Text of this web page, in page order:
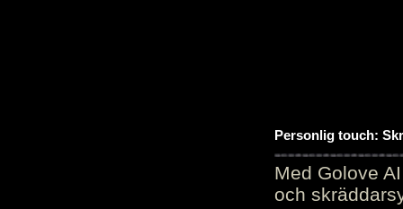
Personlig touch:
Med Golove
och